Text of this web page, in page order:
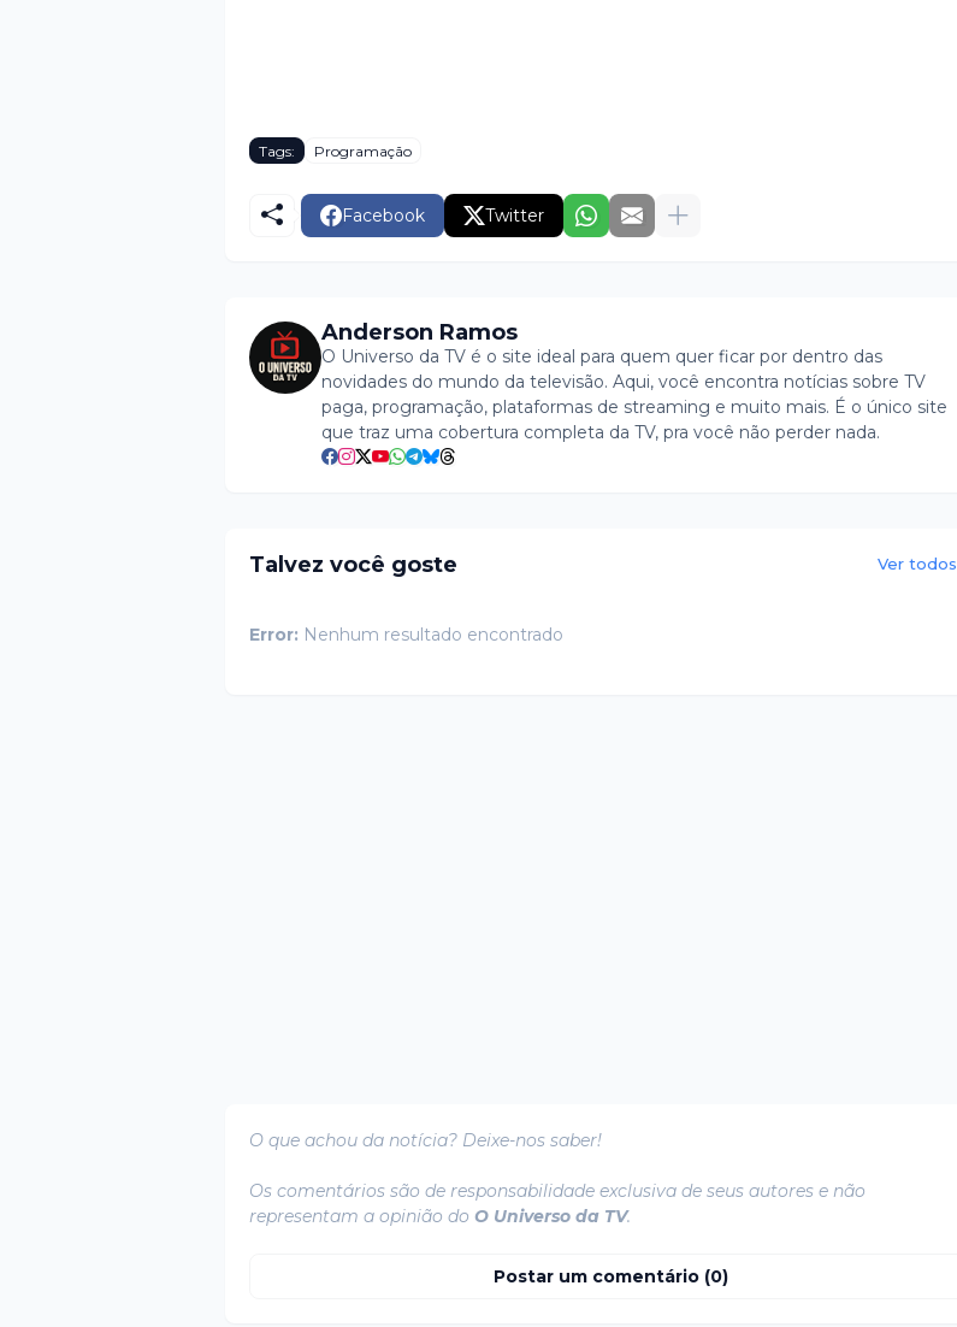
Tags: Programação
Facebook Twitter
Anderson Ramos
O Universo da TV é o site ideal para quem quer ficar por dentro das
novidades do mundo da televisão. Aqui, você encontra notícias sobre TV
paga, programação, plataformas de streaming e muito mais. É o único site
que traz uma cobertura completa da TV, pra você não perder nada.
Talvez você goste Ver todos
Error: Nenhum resultado encontrado
O que achou da notícia? Deixe-nos saber!
Os comentários são de responsabilidade exclusiva de seus autores e não
representam a opinião do O Universo da TV.
Postar um comentário (0)